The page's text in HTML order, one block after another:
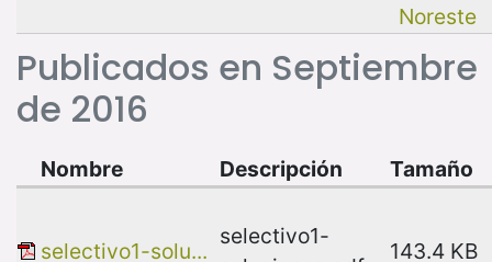
Publicados en Septiembre
de 2016
Noreste
Nombre Descripción Tamaño
selectivo1-solu...
selectivo1-
143.4 KB